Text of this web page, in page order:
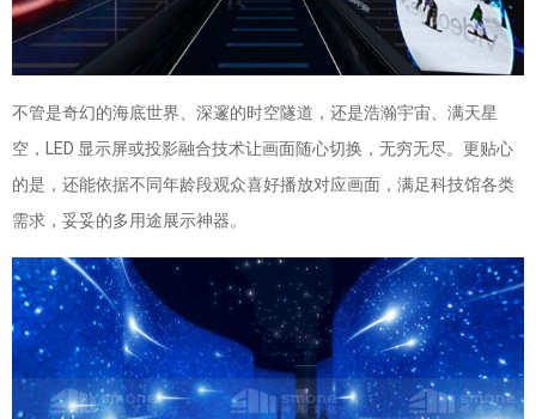
不管是奇幻的海底世界、深邃的时空隧道，还是浩瀚宇宙、满天星
空，LED 显示屏或投影融合技术让画面随心切换，无穷无尽。更贴心
的是，还能依据不同年龄段观众喜好播放对应画面，满足科技馆各类
需求，妥妥的多用途展示神器。